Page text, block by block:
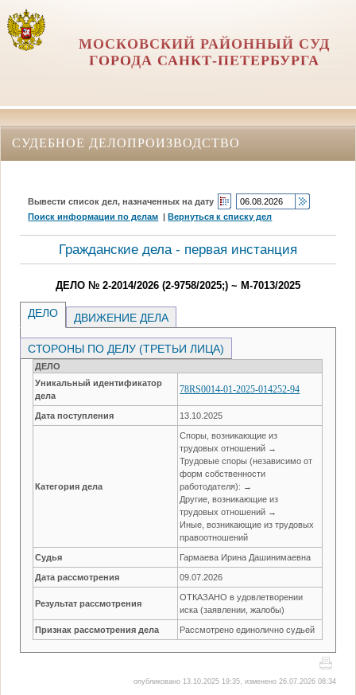
МОСКОВСКИЙ РАЙОННЫЙ СУД
ГОРОДА САНКТ-ПЕТЕРБУРГА
СУДЕБНОЕ ДЕЛОПРОИЗВОДСТВО
Вывести список дел, назначенных на дату
Поиск информации по делам |Вернуться к списку дел
Гражданские дела - первая инстанция
ДЕЛО № 2-2014/2026 (2-9758/2025;) ~ М-7013/2025
ДЕЛО ДВИЖЕНИЕ ДЕЛА
СТОРОНЫ ПО ДЕЛУ (ТРЕТЬИ ЛИЦА)
ДЕЛО
Уникальный идентификатор
дела
78RS0014-01-2025-014252-94
Дата поступления 13.10.2025
Категория дела
Споры, возникающие из
трудовых отношений →
Трудовые споры (независимо от
форм собственности
работодателя): →
Другие, возникающие из
трудовых отношений →
Иные, возникающие из трудовых
правоотношений
Судья Гармаева Ирина Дашинимаевна
Дата рассмотрения 09.07.2026
Результат рассмотрения
ОТКАЗАНО в удовлетворении
иска (заявлении, жалобы)
Признак рассмотрения дела Рассмотрено единолично судьей
опубликовано 13.10.2025 19:35, изменено 26.07.2026 08:34